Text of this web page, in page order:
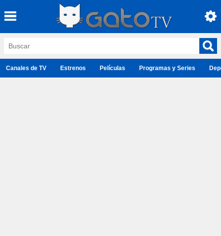
Canales de TV Estrenos Películas Programas y Series